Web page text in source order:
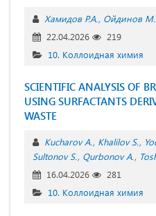
Хамидов Р.А. Ойдинов
22.04.2026
219
10. Коллоидная химия
SCIENTIFIC ANALYSIS OF
USING SURFACTANTS
WASTE
Kucharov A. Khalilov S.
Sultonov S. Qurbonov A.
16.04.2026
281
10. Коллоидная химия